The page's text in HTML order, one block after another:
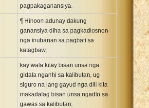
pagpakaganansiya.
¶ Hinoon adunay dakung
ganansiya diha sa pagkadiosnon
nga inubanan sa pagbati sa
katagbaw,
kay wala kitay bisan unsa nga
gidala nganhi sa kalibutan, ug
siguro na lang gayud nga dili kita
makadalag bisan unsa ngadto sa
gawas sa kalibutan;